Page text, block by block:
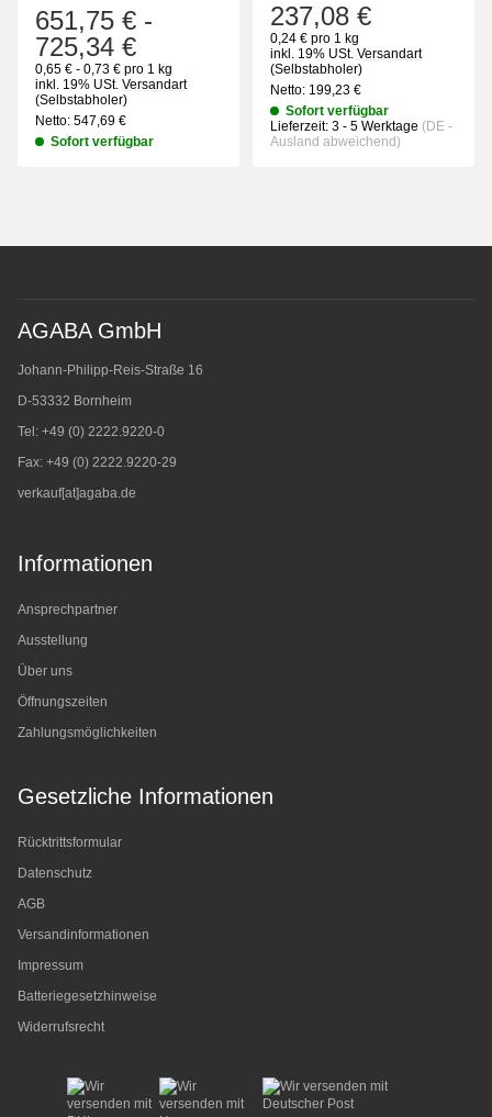
651,75 € -
725,34 €
0,65 € - 0,73 € pro 1 kg
inkl. 19% USt. Versandart
(Selbstabholer)
Netto: 547,69 €
Sofort verfügbar
237,08 €
0,24 € pro 1 kg
inkl. 19% USt. Versandart
(Selbstabholer)
Netto: 199,23 €
Sofort verfügbar
Lieferzeit: 3 - 5 Werktage (DE -
Ausland abweichend)
AGABA GmbH
Johann-Philipp-Reis-Straße 16
D-53332 Bornheim
Tel: +49 (0) 2222.9220-0
Fax: +49 (0) 2222.9220-29
verkauf[at]agaba.de
Informationen
Ansprechpartner
Ausstellung
Über uns
Öffnungszeiten
Zahlungsmöglichkeiten
Gesetzliche Informationen
Rücktrittsformular
Datenschutz
AGB
Versandinformationen
Impressum
Batteriegesetzhinweise
Widerrufsrecht